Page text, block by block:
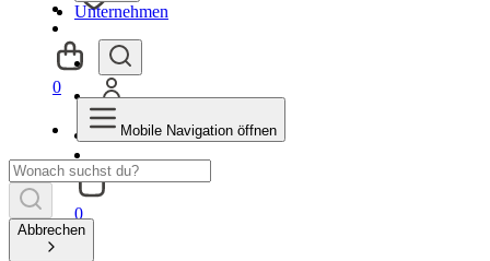
Unternehmen
0
0
Mobile Navigation öffnen
Abbrechen